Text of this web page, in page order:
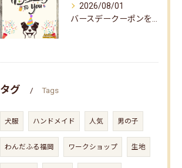
2026/08/01
タグ Tags
犬服 ハンドメイド 人気 男の子
わんだふる福岡 ワークショップ 生地